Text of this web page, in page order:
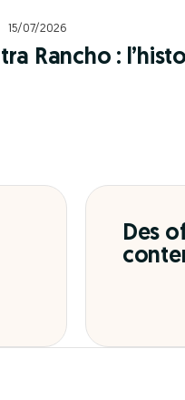
15/07/2026
Rancho :
Des